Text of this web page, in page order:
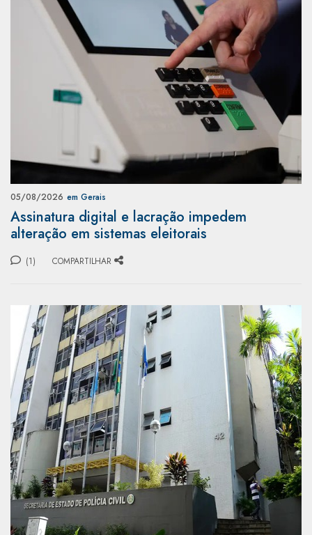
05/08/2026 em Gerais
Assinatura digital e lacração impedem
alteração em sistemas eleitorais
(1) COMPARTILHAR